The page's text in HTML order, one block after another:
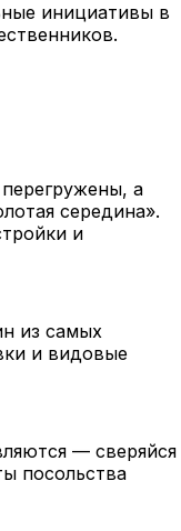
инициативы в
а
середина».
и
из самых
и видовые
— сверяйся
посольства